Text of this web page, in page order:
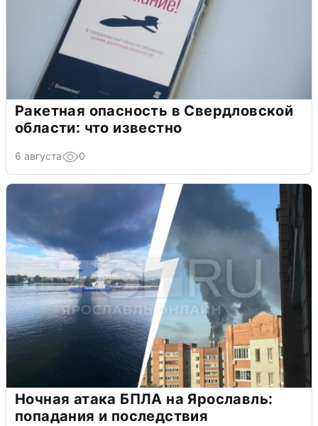
Ракетная опасность в Свердловской
области: что известно
6 августа 0
Ночная атака БПЛА на Ярославль:
попадания и последствия